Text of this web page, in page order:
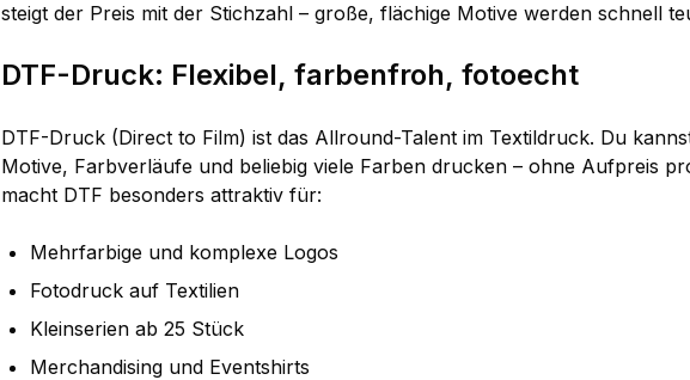
steigt der Preis mit der Stichzahl – große, flächige Motive werden schnell
DTF-Druck: Flexibel, farbenfroh, fotoecht
DTF-Druck (Direct to Film) ist das Allround-Talent im Textildruck. Du
Motive, Farbverläufe und beliebig viele Farben drucken – ohne Aufpreis
macht DTF besonders attraktiv für:
Mehrfarbige und komplexe Logos
Fotodruck auf Textilien
Kleinserien ab 25 Stück
Merchandising und Eventshirts